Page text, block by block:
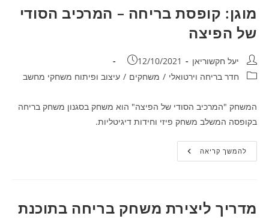
מוגן: קופסת בריחה – המרכיב הסודי
של הפיצה
מחבר:יעל חקשוריאן פורסם:
12/10/2021
קטגוריה:חדר בריחה וירטואלי / משחקים / עיצוב ופיתוח משחקי מחשב
המשחק "המרכיב הסודי של הפיצה" הוא משחק בסגנון משחק בריחה
בקופסה המשלב משחק פיזי וחידות דיגיטליות.
להמשך קריאהמוגן:
קופסת
הפיצה
מדריך ליצירת משחק בריחה בתוכנת